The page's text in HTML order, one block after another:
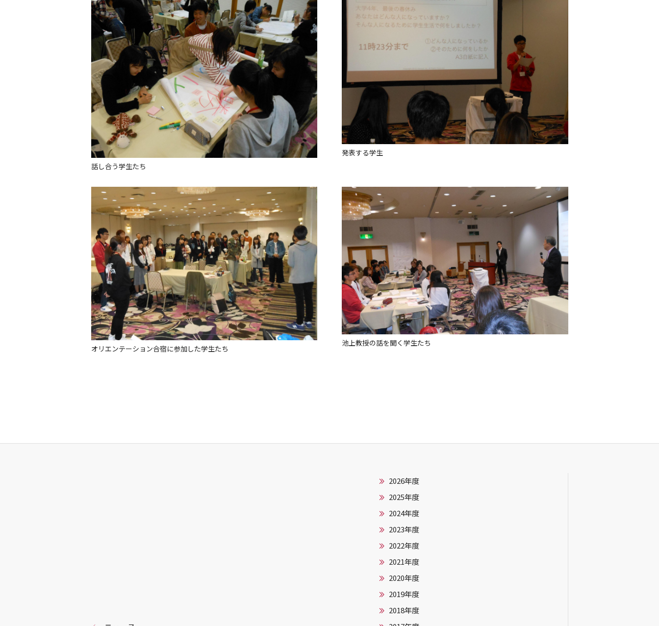
話し合う学生たち
発表する学生
オリエンテーション合宿に参加した学生たち
池上教授の話を聞く学生たち
2026年度
2025年度
2024年度
2023年度
2022年度
2021年度
2020年度
2019年度
2018年度